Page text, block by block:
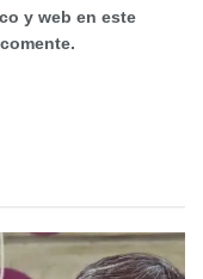
y web en este